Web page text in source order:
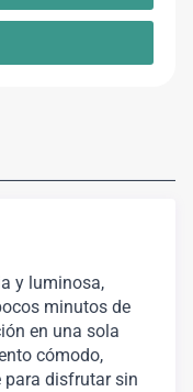
y luminosa,
minutos de
en una sola
cómodo,
para disfrutar sin